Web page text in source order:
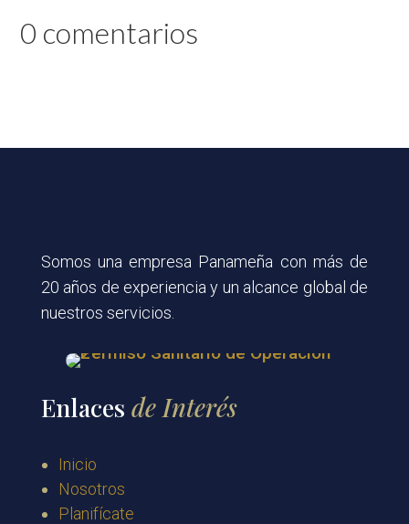
0 comentarios
Somos una empresa Panameña con más de
20 años de experiencia y un alcance global de
nuestros servicios.
Enlaces de Interés
Inicio
Nosotros
Planifícate